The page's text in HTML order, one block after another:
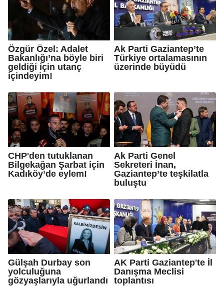
Özgür Özel: Adalet
Bakanlığı’na böyle biri
geldiği için utanç
içindeyim!
Ak Parti Gaziantep’te
Türkiye ortalamasının
üzerinde büyüdü
CHP'den tutuklanan
Bilgekağan Şarbat için
Kadıköy’de eylem!
Ak Parti Genel
Sekreteri İnan,
Gaziantep’te teşkilatla
buluştu
Gülşah Durbay son
yolculuğuna
gözyaşlarıyla uğurlandı
AK Parti Gaziantep'te İl
Danışma Meclisi
toplantısı